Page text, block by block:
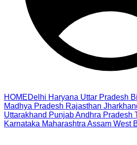
HOMEDelhi Haryana Uttar Pradesh
Madhya Pradesh Rajasthan
Uttarakhand PunjabAndhra Pradesh
Karnataka Maharashtra Assam West